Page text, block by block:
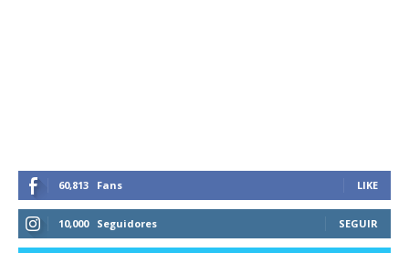
60,813 Fans LIKE
10,000 Seguidores SEGUIR